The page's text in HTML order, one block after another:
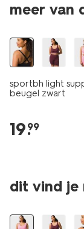
meer van
sportbh light
beugel zwart
19.
99
dit vind je